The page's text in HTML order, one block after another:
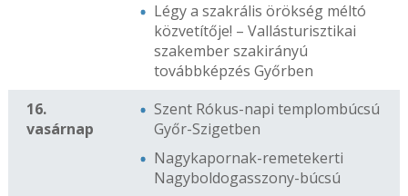
Légy a szakrális örökség méltó
közvetítője! – Vallásturisztikai
szakember szakirányú
továbbképzés Győrben
16.
vasárnap
Szent Rókus-napi templombúcsú
Győr-Szigetben
Nagykapornak-remetekerti
Nagyboldogasszony-búcsú